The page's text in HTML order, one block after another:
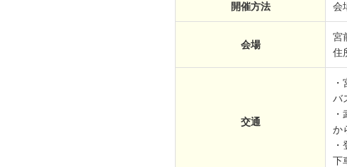
開催方法 会
会場
宮
住
交通
バ
か
下